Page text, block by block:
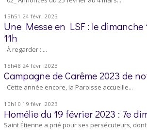
15h51 24 févr. 2023
Une Messe en LSF : le dimanche
11h
À regarder : ...
15h48 24 févr. 2023
Campagne de Carême 2023 de
Cette année encore, la Paroisse accueille...
10h10 19 févr. 2023
Homélie du 19 février 2023 : 7e
Saint Étienne a prié pour ses persécuteurs, dont